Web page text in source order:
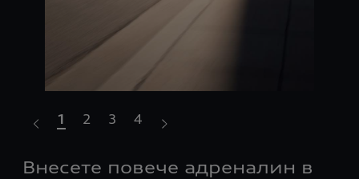
Внесете повече адреналин в
1 2 3 4